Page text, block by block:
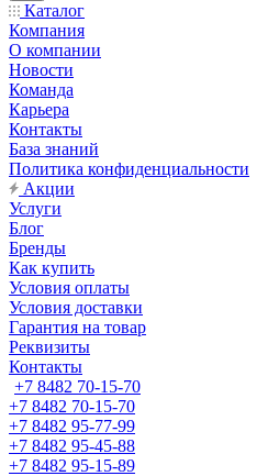
Каталог
Компания
О компании
Новости
Команда
Карьера
Контакты
База знаний
Политика конфиденциальности
Акции
Услуги
Блог
Бренды
Как купить
Условия оплаты
Условия доставки
Гарантия на товар
Реквизиты
Контакты
+7 8482 70-15-70
+7 8482 70-15-70
+7 8482 95-77-99
+7 8482 95-45-88
+7 8482 95-15-89